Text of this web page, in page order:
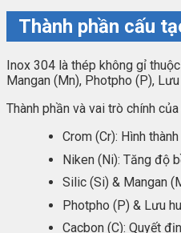
Thành phần cấu
Inox 304 là thép không gỉ
Mangan (Mn), Photpho (P),
Thành phần và vai trò chính
Crom (Cr): Hình
Niken (Ni): Tăng độ
Silic (Si) & Mangan
Photpho (P) & Lưu
Cacbon (C): Quyết